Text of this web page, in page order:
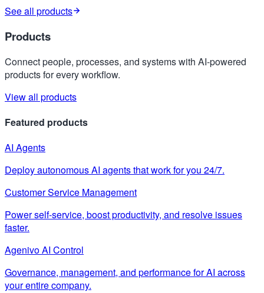
See all products
Products
Connect people, processes, and systems with AI-powered
products for every workflow.
View all products
Featured products
AI Agents
Deploy autonomous AI agents that work for you 24/7.
Customer Service Management
Power self-service, boost productivity, and resolve issues
faster.
Agenivo AI Control
Governance, management, and performance for AI across
your entire company.